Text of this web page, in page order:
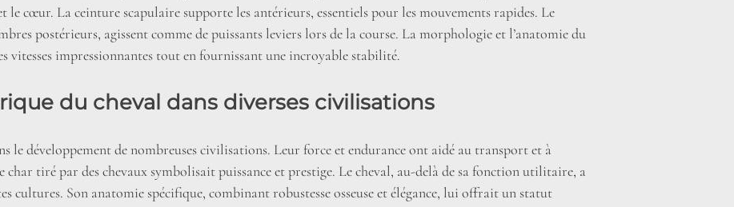
le cœur. La ceinture scapulaire supporte les antérieurs, essentiels pour les mouvements rapides. Le
postérieurs, agissent comme de puissants leviers lors de la course. La morphologie et l’anatomie du
vitesses impressionnantes tout en fournissant une incroyable stabilité.
du cheval dans diverses civilisations
le développement de nombreuses civilisations. Leur force et endurance ont aidé au transport et à
char tiré par des chevaux symbolisait puissance et prestige. Le cheval, au-delà de sa fonction utilitaire, a
cultures. Son anatomie spécifique, combinant robustesse osseuse et élégance, lui offrait un statut